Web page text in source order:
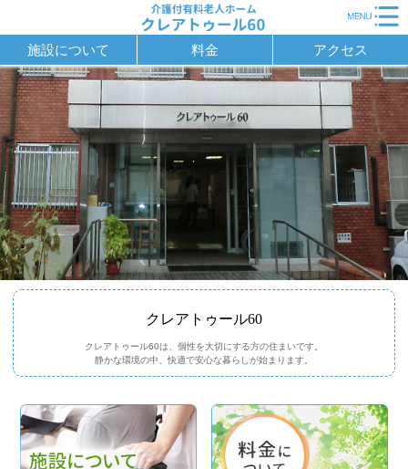
施設について 料金 アクセス
クレアトゥール60
クレアトゥール60は、個性を大切にする方の住まいです。
静かな環境の中、快適で安心な暮らしが始まります。